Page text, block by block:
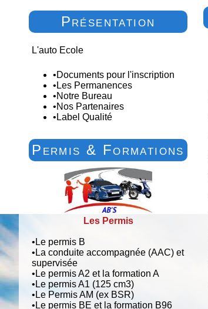
Présentation
L'auto Ecole
•Documents pour l'inscription
• Les Permanences
•Notre Bureau
•Nos Partenaires
• Label Qualité
Permis & Formations
Les Permis
• Le permis B
• La conduite accompagnée (AAC) et
supervisée
• Le permis A2 et la formation A
• Le permis A1 (125 cm3)
• Le Permis AM (ex BSR)
• Le permis BE et la formation B96